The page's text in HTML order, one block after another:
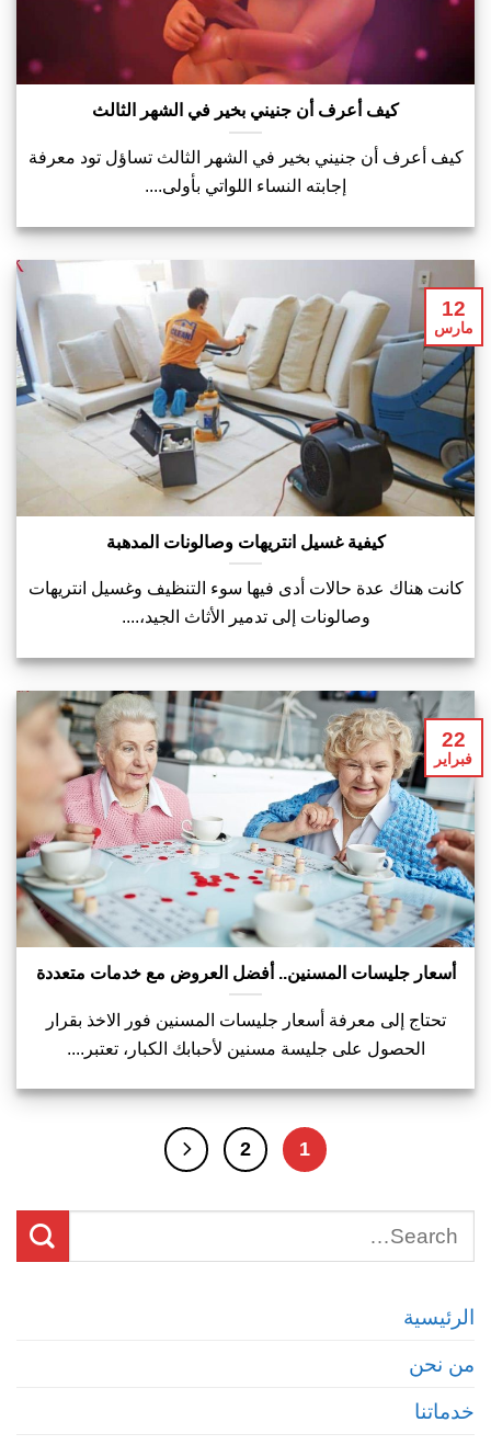
الرئيسية
من نحن
خدماتنا
كيف أعرف أن جنيني بخير في الشهر الثالث
كيف أعرف أن جنيني بخير في الشهر الثالث تساؤل تود معرفة
إجابته النساء اللواتي بأولى....
كيفية غسيل انتريهات وصالونات المدهبة
كانت هناك عدة حالات أدى فيها سوء التنظيف وغسيل انتريهات
وصالونات إلى تدمير الأثاث الجيد،....
12
مارس
أسعار جليسات المسنين.. أفضل العروض مع خدمات متعددة
تحتاج إلى معرفة أسعار جليسات المسنين فور الاخذ بقرار
الحصول على جليسة مسنين لأحبابك الكبار، تعتبر....
22
فبراير
1
2